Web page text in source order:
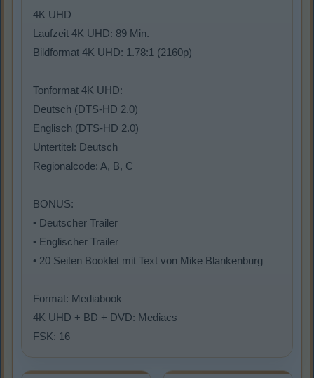
4K UHD
Laufzeit 4K UHD: 89 Min.
Bildformat 4K UHD: 1.78:1 (2160p)
Tonformat 4K UHD:
Deutsch (DTS-HD 2.0)
Englisch (DTS-HD 2.0)
Untertitel: Deutsch
Regionalcode: A, B, C
BONUS:
• Deutscher Trailer
• Englischer Trailer
• 20 Seiten Booklet mit Text von Mike Blankenburg
Format: Mediabook
4K UHD + BD + DVD: Mediacs
FSK: 16